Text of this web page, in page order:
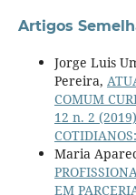
Artigos
Jorge Luis
Pereira,
COMUM
12 n. 2
Maria
EM